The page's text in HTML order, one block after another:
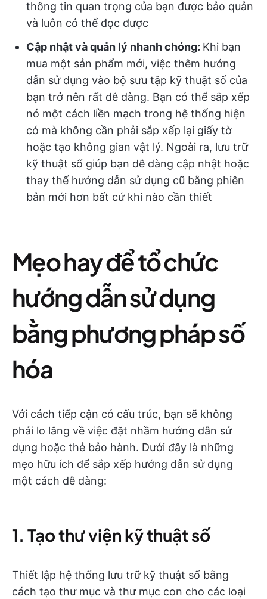
thông tin quan trọng của bạn được bảo quản
và luôn có thể đọc được
Cập nhật và quản lý nhanh chóng: Khi bạn
mua một sản phẩm mới, việc thêm hướng
dẫn sử dụng vào bộ sưu tập kỹ thuật số của
bạn trở nên rất dễ dàng. Bạn có thể sắp xếp
nó một cách liền mạch trong hệ thống hiện
có mà không cần phải sắp xếp lại giấy tờ
hoặc tạo không gian vật lý. Ngoài ra, lưu trữ
kỹ thuật số giúp bạn dễ dàng cập nhật hoặc
thay thế hướng dẫn sử dụng cũ bằng phiên
bản mới hơn bất cứ khi nào cần thiết
Mẹo hay để tổ chức
hướng dẫn sử dụng
bằng phương pháp số
hóa
Với cách tiếp cận có cấu trúc, bạn sẽ không
phải lo lắng về việc đặt nhầm hướng dẫn sử
dụng hoặc thẻ bảo hành. Dưới đây là những
mẹo hữu ích để sắp xếp hướng dẫn sử dụng
một cách dễ dàng:
1. Tạo thư viện kỹ thuật số
Thiết lập hệ thống lưu trữ kỹ thuật số bằng
cách tạo thư mục và thư mục con cho các loại